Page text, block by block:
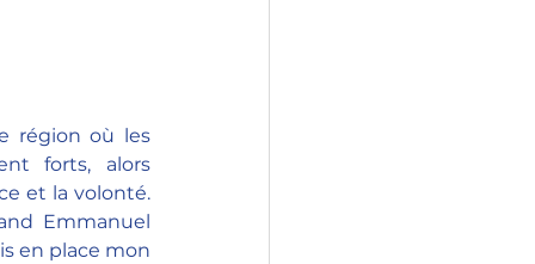
région où les
forts, alors
et la volonté.
Emmanuel
en place mon